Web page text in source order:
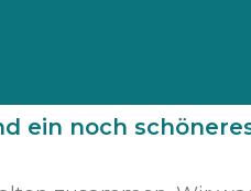
ein noch